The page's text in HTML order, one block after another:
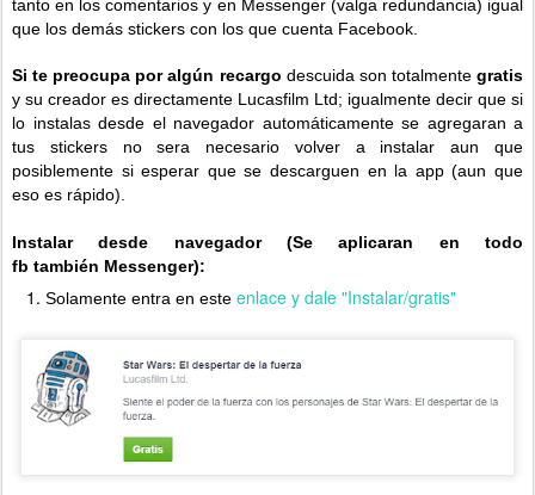
tanto en los comentarios y en Messenger (valga redundancia) igual
que los demás stickers con los que cuenta Facebook.
Si te preocupa por algún recargo descuida son totalmentegratis
y su creador es directamente Lucasfilm Ltd; igualmente decir que si
lo instalas desde el navegador automáticamente se agregaran a
tus stickers no sera necesario volver a instalar aun que
posiblemente si esperar que se descarguen en la app (aun que
eso es rápido).
Instalar desde navegador (Se aplicaran en todo
fb también Messenger):
Solamente entra en este enlace y dale "Instalar/gratis"